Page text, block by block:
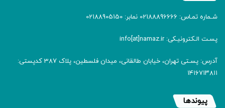
شـماره تمـاس: 02188896666 نمابر: 02188905150
پسـت الـکترونیـکی: info[at]namaz.ir
آدرس: پسـتی تهران، خیابان طالقانی، میدان فلسطین، پلاک 387 کدپستی:
۱۴۱۶۷۱۳۸۱۱
پیوندها